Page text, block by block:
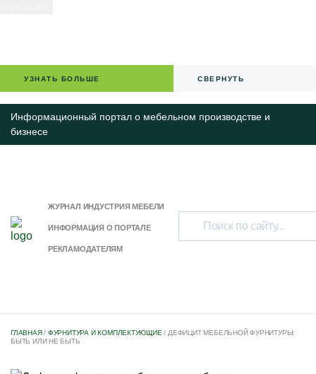
УЗНАТЬ БОЛЬШЕ СВЕРНУТЬ
Информационный портал о мебельном производстве и
бизнесе
ЖУРНАЛ ИНДУСТРИЯ МЕБЕЛИ
ИНФОРМАЦИЯ О ПОРТАЛЕ
РЕКЛАМОДАТЕЛЯМ
ГЛАВНАЯ/ ФУРНИТУРА И КОМПЛЕКТУЮЩИЕ / ДЕФИЦИТ МЕБЕЛЬНОЙ ФУРНИТУРЫ:
БЫТЬ ИЛИ НЕ БЫТЬ